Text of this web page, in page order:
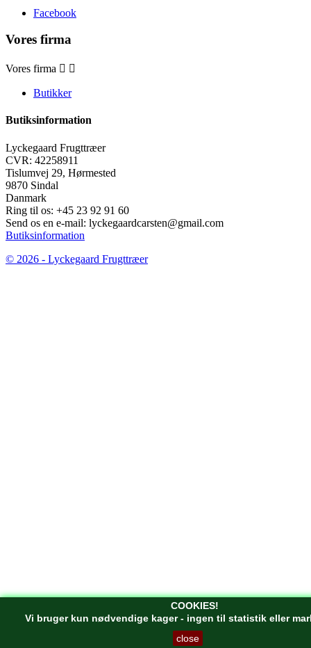
Facebook
Vores firma
Vores firma  
Butikker
Butiksinformation
Lyckegaard Frugttræer
CVR: 42258911
Tislumvej 29, Hørmested
9870 Sindal
Danmark
Ring til os: +45 23 92 91 60
Send os en e-mail: lyckegaardcarsten@gmail.com
Butiksinformation
COOKIES!
Vi bruger kun nødvendige kager - ingen til statistik eller
close
© 2026 - Lyckegaard Frugttræer